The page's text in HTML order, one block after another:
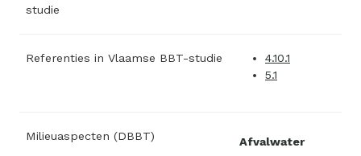
studie
Referenties in Vlaamse BBT-studie
4.10.1
5.1
Milieuaspecten (DBBT) Afvalwater